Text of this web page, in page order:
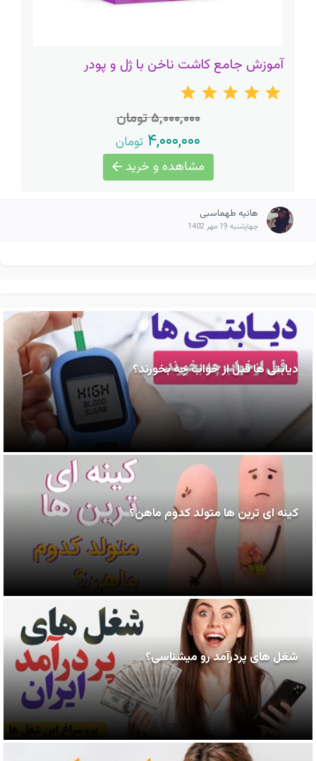
آموزش جامع کاشت ناخن با ژل و پودر
۵,۰۰۰,۰۰۰ تومان
۴,۰۰۰,۰۰۰ تومان
مشاهده و خرید
هانیه طهماسبی
چهارشنبه 19 مهر 1402
دیابتی ها قبل از خواب چه بخورند؟
کینه ای ترین ها متولد کدوم ماهن؟
شغل های پردرآمد رو میشناسی؟